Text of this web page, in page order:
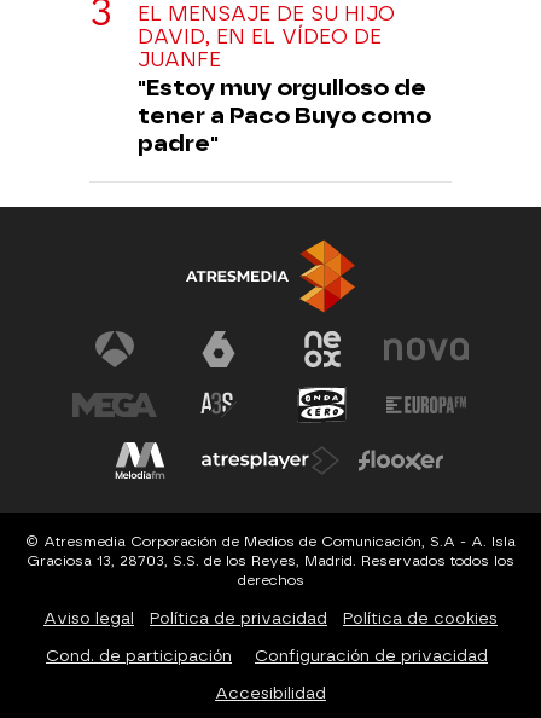
EL MENSAJE DE SU HIJO
DAVID, EN EL VÍDEO DE
JUANFE
"Estoy muy orgulloso de
tener a Paco Buyo como
padre"
© Atresmedia Corporación de Medios de Comunicación, S.A - A. Isla
Graciosa 13, 28703, S.S. de los Reyes, Madrid. Reservados todos los
derechos
Aviso legal Política de privacidad Política de cookies
Cond. de participación Configuración de privacidad
Accesibilidad